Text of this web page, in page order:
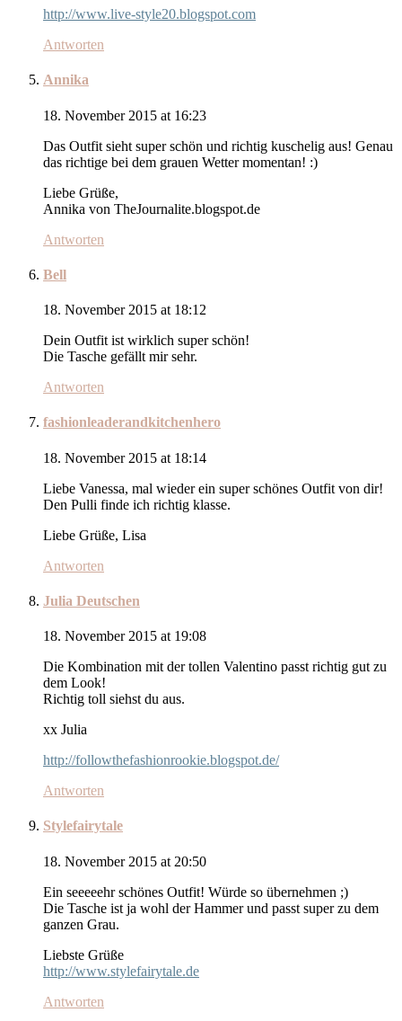
http://www.live-style20.blogspot.com
Antworten
Annika
18. November 2015 at 16:23
Das Outfit sieht super schön und richtig kuschelig aus! Genau
das richtige bei dem grauen Wetter momentan! :)
Liebe Grüße,
Annika von TheJournalite.blogspot.de
Antworten
Bell
18. November 2015 at 18:12
Dein Outfit ist wirklich super schön!
Die Tasche gefällt mir sehr.
Antworten
fashionleaderandkitchenhero
18. November 2015 at 18:14
Liebe Vanessa, mal wieder ein super schönes Outfit von dir!
Den Pulli finde ich richtig klasse.
Liebe Grüße, Lisa
Antworten
Julia Deutschen
18. November 2015 at 19:08
Die Kombination mit der tollen Valentino passt richtig gut zu
dem Look!
Richtig toll siehst du aus.
xx Julia
http://followthefashionrookie.blogspot.de/
Antworten
Stylefairytale
18. November 2015 at 20:50
Ein seeeeehr schönes Outfit! Würde so übernehmen ;)
Die Tasche ist ja wohl der Hammer und passt super zu dem
ganzen Grau.
Liebste Grüße
http://www.stylefairytale.de
Antworten